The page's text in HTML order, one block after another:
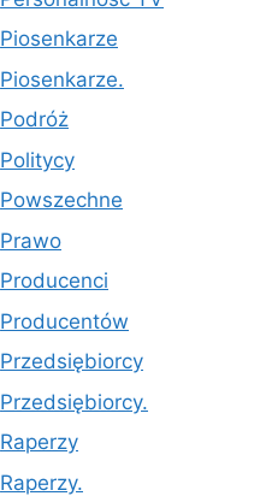
Piosenkarze
Piosenkarze.
Podróż
Politycy
Powszechne
Prawo
Producenci
Producentów
Przedsiębiorcy
Przedsiębiorcy.
Raperzy
Raperzy.